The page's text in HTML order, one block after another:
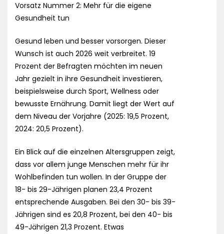
Vorsatz Nummer 2: Mehr für die eigene
Gesundheit tun
Gesund leben und besser vorsorgen. Dieser
Wunsch ist auch 2026 weit verbreitet. 19
Prozent der Befragten möchten im neuen
Jahr gezielt in ihre Gesundheit investieren,
beispielsweise durch Sport, Wellness oder
bewusste Ernährung. Damit liegt der Wert auf
dem Niveau der Vorjahre (2025: 19,5 Prozent,
2024: 20,5 Prozent).
Ein Blick auf die einzelnen Altersgruppen zeigt,
dass vor allem junge Menschen mehr für ihr
Wohlbefinden tun wollen. In der Gruppe der
18- bis 29-Jährigen planen 23,4 Prozent
entsprechende Ausgaben. Bei den 30- bis 39-
Jährigen sind es 20,8 Prozent, bei den 40- bis
49-Jährigen 21,3 Prozent. Etwas